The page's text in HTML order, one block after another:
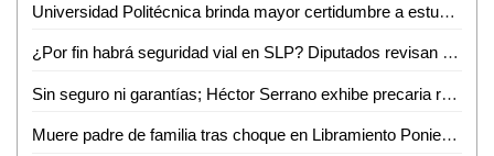
Universidad Politécnica brinda mayor certidumbre a estudiantes
¿Por fin habrá seguridad vial en SLP? Diputados revisan a marchas forzadas "Ley Santi"
Sin seguro ni garantías; Héctor Serrano exhibe precaria realidad de prensa potosina
Muere padre de familia tras choque en Libramiento Poniente; su hijo continúa grave